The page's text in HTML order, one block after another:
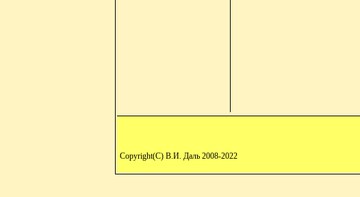
Copyright(C) В.И. Даль 2008-2022